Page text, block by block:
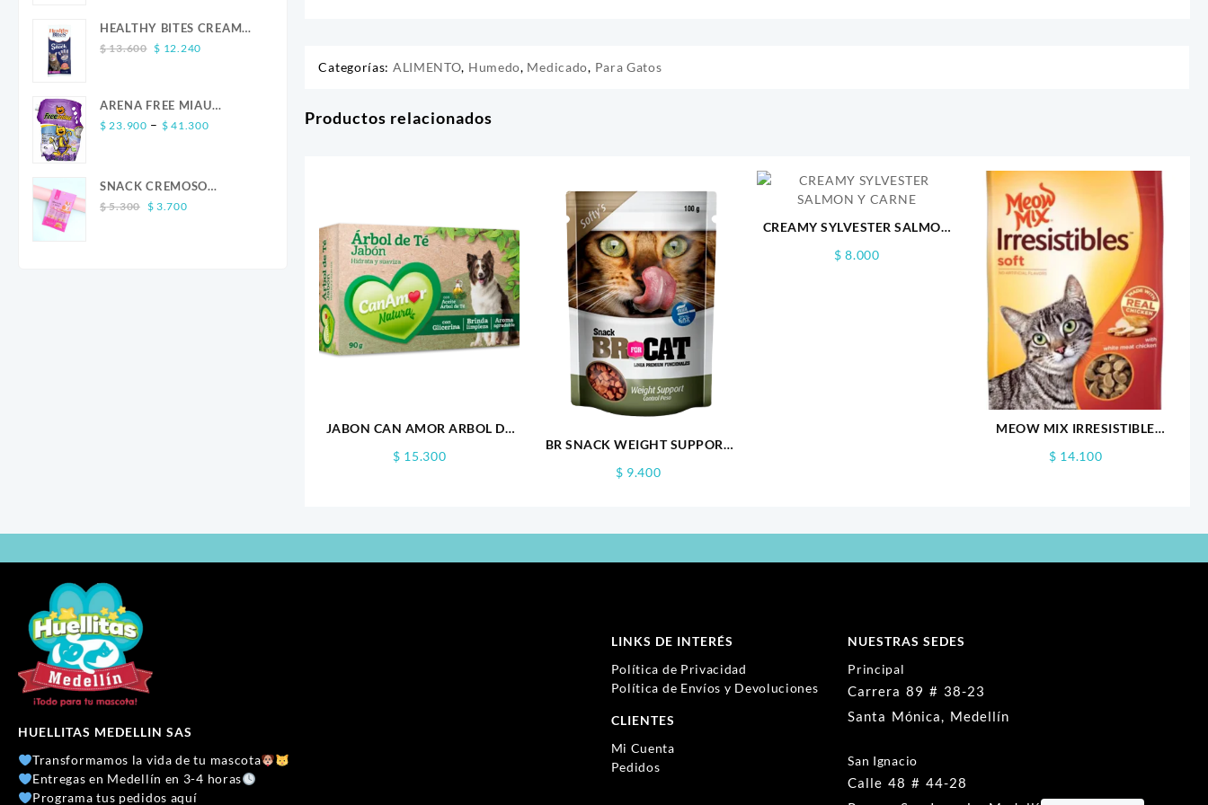
$ 13.600.$ 12.240.
HEALTHY BITES CREAM
GATO SALMON 4 UND
$13.600 Original
$ 13.600.
$ 12.240Current
$ 12.240.
ARENA FREE MIAU
LAVANDA
$ 23.900 – $ 41.300Price
SNACK CREMOSO
CALABAZA POLLO Y
$5.300
Original
$ 3.700Current
Categorías: ALIMENTO, Humedo, Medicado, Para Gatos
Productos relacionados
JABON CAN AMOR ARBOL DE
$ 15.300
BR SNACK WEIGHT SUPPORT
$ 9.400
CREAMY SYLVESTER SALMON
$ 8.000
MEOW MIX IRRESISTIBLE
$ 14.100
HUELLITAS MEDELLIN SAS
Transformamos la vida de tu mascota
Entregas en Medellín en 3-4 horas
Programa tus pedidos aquí
LINKS DE INTERÉS
Política de Privacidad
Política de Envíos y Devoluciones
CLIENTES
Mi Cuenta
Pedidos
NUESTRAS SEDES
Principal
Carrera 89 # 38-23
Santa Mónica, Medellín
San Ignacio
Calle 48 # 44-28